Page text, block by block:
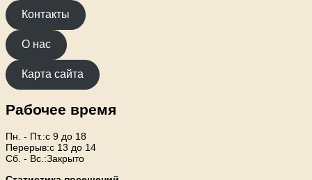
Контакты
О нас
Карта сайта
Рабочее время
Пн. - Пт.:с 9 до 18
Перерыв:с 13 до 14
Сб. - Вс.:Закрыто